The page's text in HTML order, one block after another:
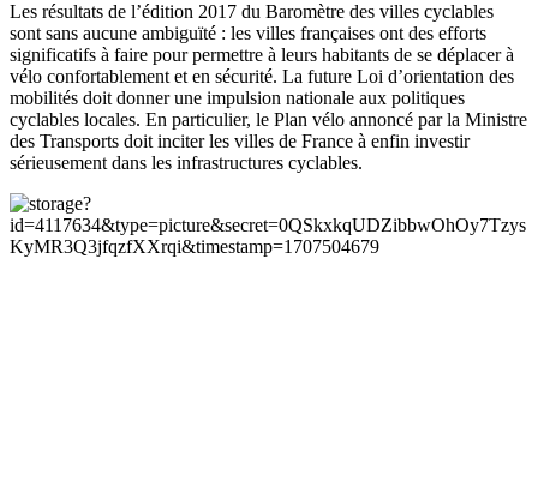
Les résultats de l’édition 2017 du Baromètre des villes cyclables
sont sans aucune ambiguïté : les villes françaises ont des efforts
significatifs à faire pour permettre à leurs habitants de se déplacer à
vélo confortablement et en sécurité. La future Loi d’orientation des
mobilités doit donner une impulsion nationale aux politiques
cyclables locales. En particulier, le Plan vélo annoncé par la Ministre
des Transports doit inciter les villes de France à enfin investir
sérieusement dans les infrastructures cyclables.